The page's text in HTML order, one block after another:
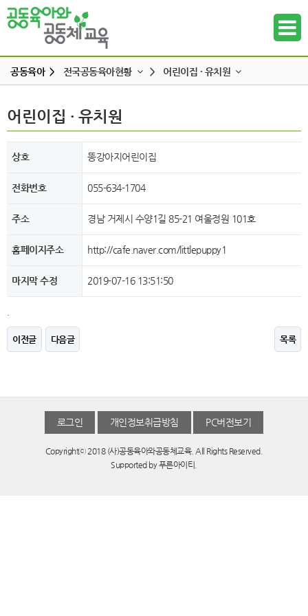
하위메뉴
하위메뉴
하위메뉴
하위메뉴
하위메뉴
공동육아 > 전국공동육아현황 >
공동육아 영유아과정
전국공동육아현황
공동육아 FAQ
어린이집 · 유치원
다함께 돌봄센터
어린이집 · 유치원
상호 똥강아지어린이집
전화번호 055-634-1704
주소 경남 거제시 수양1길 85-21 여울정원 101호
홈페이지주소 http://cafe.naver.com/littlepuppy1
마지막 수정 2019-07-16 13:51:50
이전글 다음글 목록
로그인 개인정보취급방침 PC버전보기
Copyrightⓒ 2018 (사)공동육아와공동체교육. All Rights Reserved.
Supported by푸른아이티.